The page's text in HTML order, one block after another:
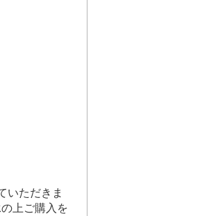
いただきま
上ご購入を